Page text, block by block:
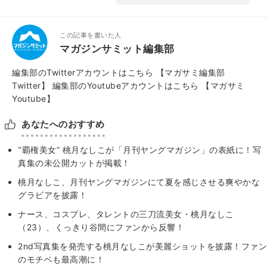
この記事を書いた人
マガジンサミット編集部
編集部のTwitterアカウントはこちら
【マガサミ編集部
Twitter】
編集部のYoutubeアカウントはこちら
【マガサミ
Youtube】
あなたへのおすすめ
‟覇権美女” 桃月なしこが「月刊ヤングマガジン」の表紙に！写
真集の未公開カットが掲載！
桃月なしこ、月刊ヤングマガジンにて夏を感じさせる爽やかな
グラビアを披露！
ナース、コスプレ、タレントの三刀流美女・桃月なしこ
（23）、くっきり谷間にファンから反響！
2nd写真集を発売する桃月なしこが美麗ショットを披露！ファン
のモチベも最高潮に！